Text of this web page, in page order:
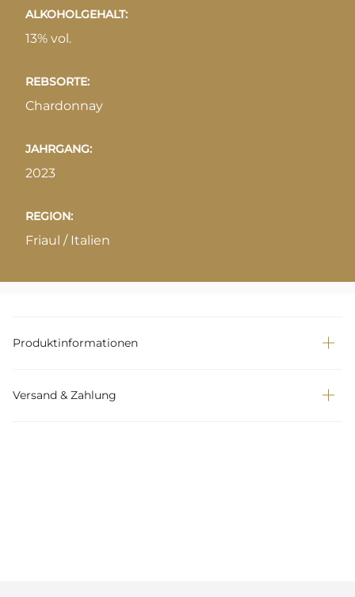
ALKOHOLGEHALT:
13% vol.
REBSORTE:
Chardonnay
JAHRGANG:
2023
REGION:
Friaul / Italien
Produktinformationen
Versand & Zahlung